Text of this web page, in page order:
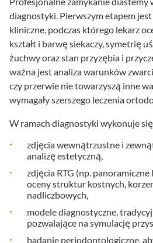
diagnostyki. Pierwszym etapem
kliniczne, podczas którego lekarz
kształt i barwę siekaczy, symetrię
żuchwy oraz stan przyzębia i
ważna jest analiza warunków
czy przerwie nie towarzyszą inne
wymagały szerszego leczenia
W ramach diagnostyki wykonuje
zdjęcia wewnątrzustne i
analizę estetyczną,
zdjęcia RTG (np.
oceny struktur kostnych,
nadliczbowych,
modele diagnostyczne,
pozwalające na symulację
badanie periodontologiczne,